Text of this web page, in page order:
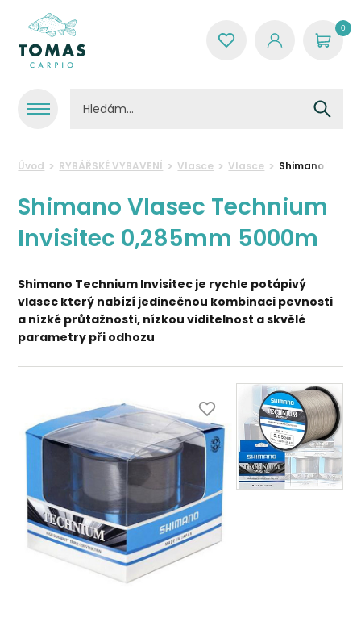
0
Úvod RYBÁŘSKÉ VYBAVENÍ Vlasce Vlasce Shimano
Shimano Vlasec Technium
Invisitec 0,285mm 5000m
Shimano Technium Invisitec je rychle potápivý
vlasec který nabízí jedinečnou kombinaci pevnosti
a nízké průtažnosti, nízkou viditelnost a skvělé
parametry při odhozu